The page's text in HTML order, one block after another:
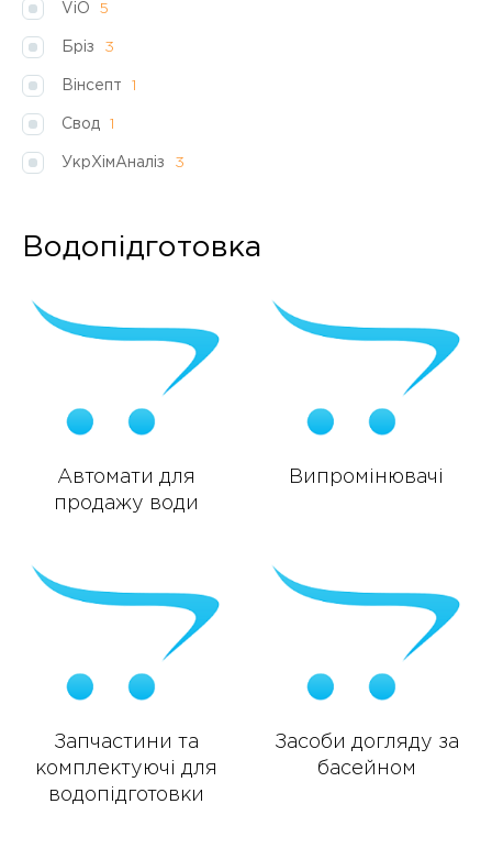
ViO 5
Бріз 3
Вінсепт 1
Свод 1
УкрХімАналіз 3
Водопідготовка
Автомати для
продажу води
Випромінювачі
Запчастини та
комплектуючі для
водопідготовки
Засоби догляду за
басейном